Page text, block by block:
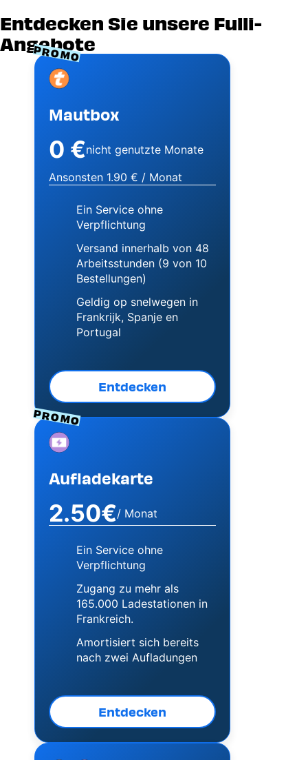
Entdecken Sie unsere Fulli-
Angebote
PROMO
Image
Mautbox
0 €nicht genutzte Monate
Ansonsten 1.90 € / Monat
Ein Service ohne
Verpflichtung
Versand innerhalb von 48
Arbeitsstunden (9 von 10
Bestellungen)
Geldig op snelwegen in
Frankrijk, Spanje en
Portugal
Entdecken
PROMO
Image
Aufladekarte
2.50€/ Monat
Ein Service ohne
Verpflichtung
Zugang zu mehr als
165.000 Ladestationen in
Frankreich.
Amortisiert sich bereits
nach zwei Aufladungen
Entdecken